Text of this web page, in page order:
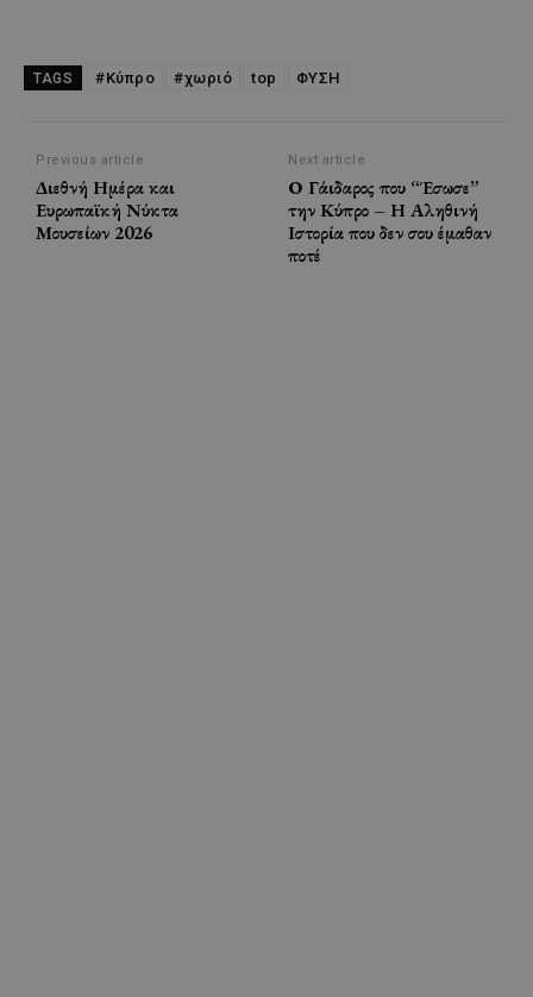
TAGS #Κύπρο #χωριό top ΦΥΣΗ
Previous article
Διεθνή Ημέρα και
Ευρωπαϊκή Νύκτα
Μουσείων 2026
Next article
Ο Γάιδαρος που “Έσωσε”
την Κύπρο – Η Αληθινή
Ιστορία που δεν σου έμαθαν
ποτέ